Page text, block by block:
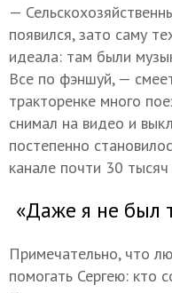
—
появился, зато саму
идеала: там были
Все по фэншуй, —
тракторенке много
снимал на видео и
постепенно
канале почти 30
«Даже я не был
Примечательно, что
помогать Сергею: кто